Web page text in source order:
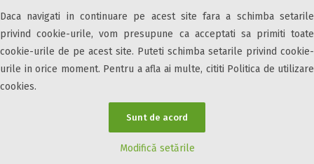
Daca navigati in continuare pe acest site fara a schimba setarile
privind cookie-urile, vom presupune ca acceptati sa primiti toate
cookie-urile de pe acest site. Puteti schimba setarile privind cookie-
urile in orice moment. Pentru a afla ai multe, cititi Politica de utilizare
cookies.
Sunt de acord
Modifică setările
Demipensiune
Mic dejun
Accepta animale
Accepta voucher vacanta
Acces persoane cu dizabilități
Obiective turistice Informații utile Parteneri Cazare7 Harta Cazare7